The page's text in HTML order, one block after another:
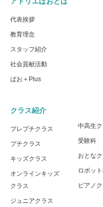
代表挨拶
教育理念
スタッフ紹介
社会貢献活動
ぱお＋Plus
クラス紹介
プレプチクラス
プチクラス
キッズクラス
オンラインキッズ
クラス
ジュニアクラス
中高生
受験科
おとな
ロボッ
ピアノ